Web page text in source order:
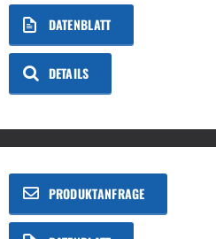
DATENBLATT
DETAILS
PRODUKTANFRAGE